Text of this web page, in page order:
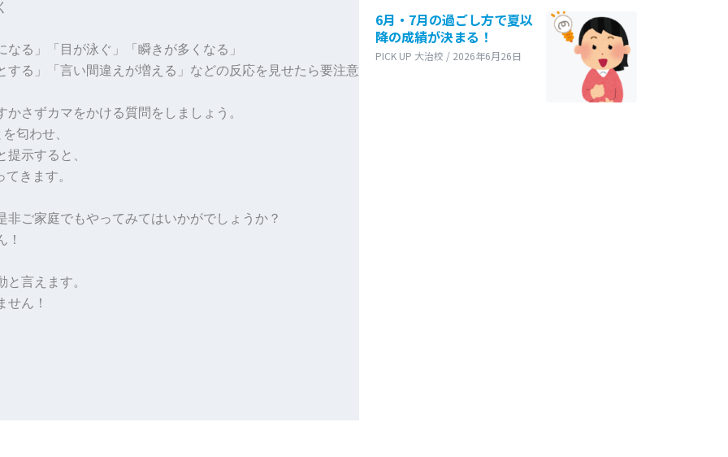
る」「目が泳ぐ」「瞬きが多くなる」
する」「言い間違えが増える」などの反応を見せたら要注意です。
さずカマをかける質問をしましょう。
匂わせ、
示すると、
きます。
ご家庭でもやってみてはいかがでしょうか？
！
言えます。
せん！
6月・7月の過ごし方で夏以
降の成績が決まる！
PICK UP 大治校 / 2026年6月26日